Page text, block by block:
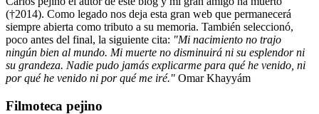
(†2014). Como legado nos deja esta gran web que permanecerá
siempre abierta como tributo a su memoria. También seleccionó,
poco antes del final, la siguiente cita: "Mi nacimiento no trajo
ningún bien al mundo. Mi muerte no disminuirá ni su esplendor ni
su grandeza. Nadie pudo jamás explicarme para qué he venido, ni
por qué he venido ni por qué me iré." Omar Khayyám
Filmoteca pejino